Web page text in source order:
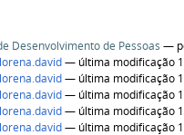
Desenvolvimento de Pessoas —
lorena.david— última modificação
lorena.david— última modificação
lorena.david— última modificação
lorena.david— última modificação
lorena.david— última modificação